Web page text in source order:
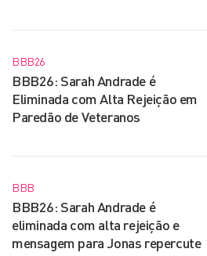
BBB26
BBB26: Sarah Andrade é
Eliminada com Alta Rejeição em
Paredão de Veteranos
BBB
BBB26: Sarah Andrade é
eliminada com alta rejeição e
mensagem para Jonas repercute